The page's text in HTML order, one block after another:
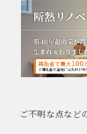
ご不明な点など